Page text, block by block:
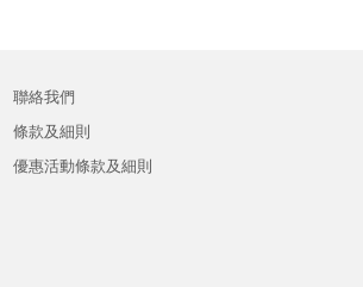
聯絡我們
條款及細則
優惠活動條款及細則